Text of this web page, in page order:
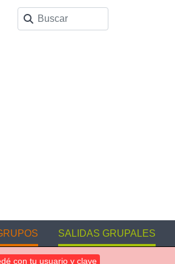
SALIDAS GRUPALES
con tu usuario y clave